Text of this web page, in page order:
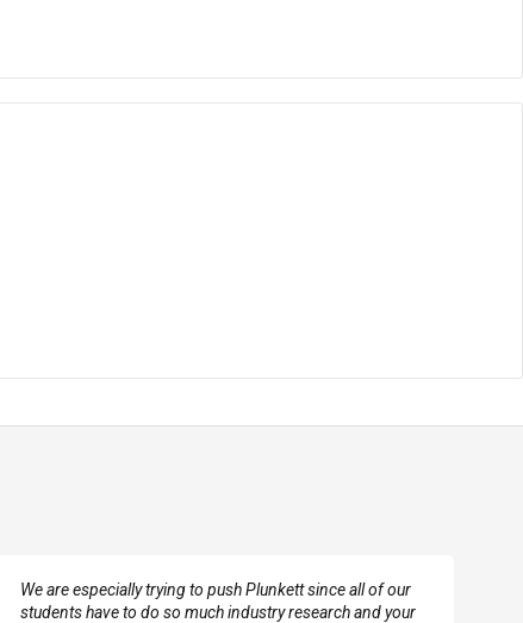
We are especially trying to push Plunkett since all of our
students have to do so much industry research and your